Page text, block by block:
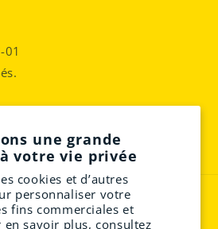
une grande
votre vie privée
cookies et d’autres
personnaliser votre
fins commerciales et
en savoir plus, consultez
01